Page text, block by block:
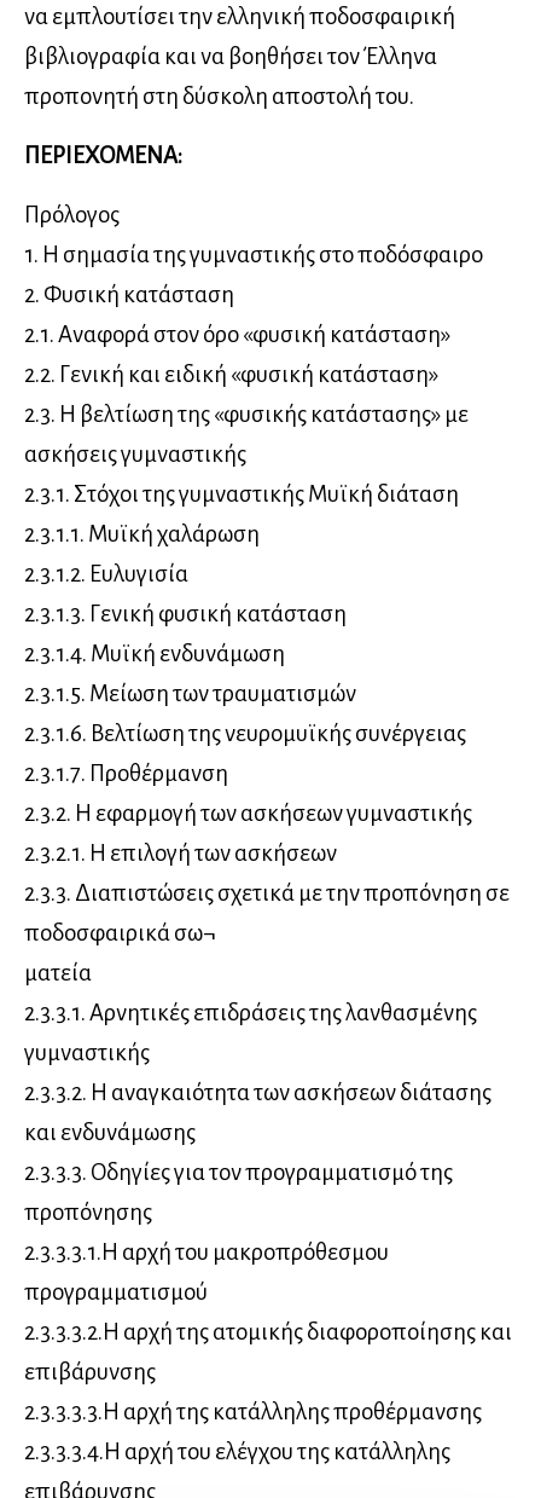
να εμπλουτίσει την ελληνική ποδοσφαιρική
βιβλιογραφία και να βοηθήσει τον Έλληνα
προπονητή στη δύσκολη αποστολή του.
ΠΕΡΙΕΧΟΜΕΝΑ:
Πρόλογος
1. Η σημασία της γυμναστικής στο ποδόσφαιρο
2. Φυσική κατάσταση
2.1. Αναφορά στον όρο «φυσική κατάσταση»
2.2. Γενική και ειδική «φυσική κατάσταση»
2.3. Η βελτίωση της «φυσικής κατάστασης» με
ασκήσεις γυμναστικής
2.3.1. Στόχοι της γυμναστικής Μυϊκή διάταση
2.3.1.1. Μυϊκή χαλάρωση
2.3.1.2. Ευλυγισία
2.3.1.3. Γενική φυσική κατάσταση
2.3.1.4. Μυϊκή ενδυνάμωση
2.3.1.5. Μείωση των τραυματισμών
2.3.1.6. Βελτίωση της νευρομυϊκής συνέργειας
2.3.1.7. Προθέρμανση
2.3.2. Η εφαρμογή των ασκήσεων γυμναστικής
2.3.2.1. Η επιλογή των ασκήσεων
2.3.3. Διαπιστώσεις σχετικά με την προπόνηση σε
ποδοσφαιρικά σω¬
ματεία
2.3.3.1. Αρνητικές επιδράσεις της λανθασμένης
γυμναστικής
2.3.3.2. Η αναγκαιότητα των ασκήσεων διάτασης
και ενδυνάμωσης
2.3.3.3. Οδηγίες για τον προγραμματισμό της
προπόνησης
2.3.3.3.1.Η αρχή του μακροπρόθεσμου
προγραμματισμού
2.3.3.3.2.Η αρχή της ατομικής διαφοροποίησης και
επιβάρυνσης
2.3.3.3.3.Η αρχή της κατάλληλης προθέρμανσης
2.3.3.3.4.Η αρχή του ελέγχου της κατάλληλης
επιβάρυνσης